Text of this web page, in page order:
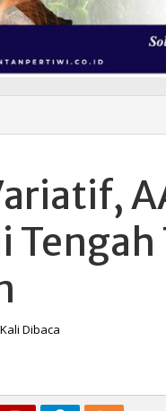
Tengah
Dibaca